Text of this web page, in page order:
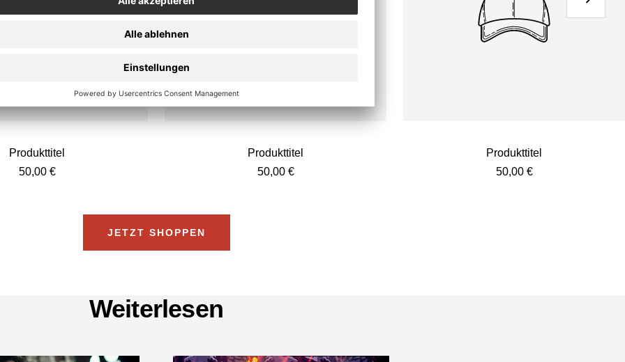
Produkttitel
Angebotspreis
50,00 €
Produkttitel
Angebotspreis
50,00 €
Produkttitel
Angebotspreis
50,00 €
Weiter
JETZT SHOPPEN
Weiterlesen